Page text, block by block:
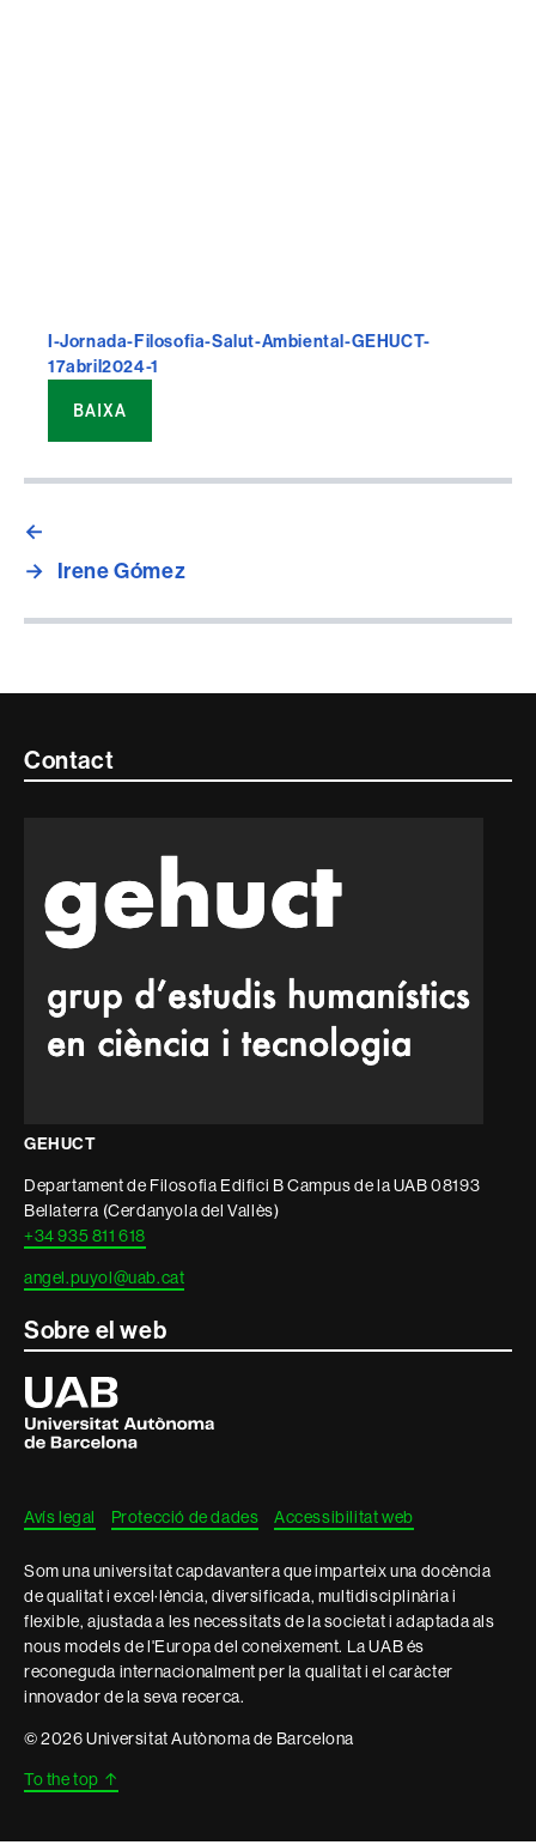
I-Jornada-Filosofia-Salut-Ambiental-GEHUCT-
17abril2024-1
BAIXA
←
→ Irene Gómez
Contacte
informació
legal
Contact
GEHUCT
Departament de Filosofia Edifici B Campus de la UAB 08193
Bellaterra (Cerdanyola del Vallès)
+34 935 811 618
angel.puyol@uab.cat
Sobre el web
Universitat
Autònoma
de
Barcelona
Avís legal Protecció de dades Accessibilitat web
Som una universitat capdavantera que imparteix una docència
de qualitat i excel·lència, diversificada, multidisciplinària i
flexible, ajustada a les necessitats de la societat i adaptada als
nous models de l'Europa del coneixement. La UAB és
reconeguda internacionalment per la qualitat i el caràcter
innovador de la seva recerca.
© 2026 Universitat Autònoma de Barcelona
To the top ↑